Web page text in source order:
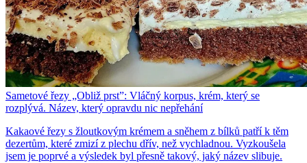
Sametové řezy „Obliž prst”: Vláčný korpus, krém, který se
rozplývá. Název, který opravdu nic nepřehání
Kakaové řezy s žloutkovým krémem a sněhem z bílků patří k těm
dezertům, které zmizí z plechu dřív, než vychladnou. Vyzkoušela
jsem je poprvé a výsledek byl přesně takový, jaký název slibuje.